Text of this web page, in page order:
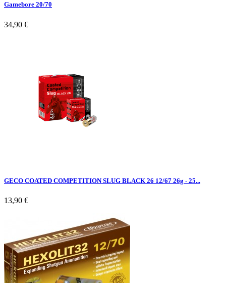
Gamebore 20/70
34,90 €
GECO COATED COMPETITION SLUG BLACK 26 12/67 26g - 25...
13,90 €